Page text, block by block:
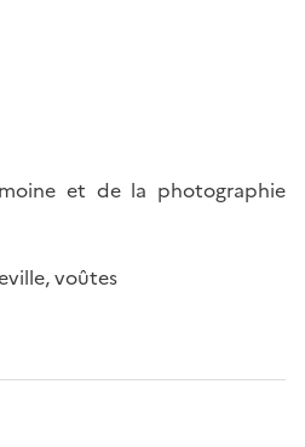
et de la photographie
voûtes